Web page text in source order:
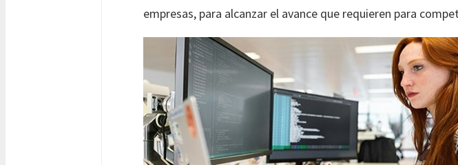
empresas, para alcanzar el avance que requieren para